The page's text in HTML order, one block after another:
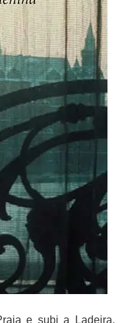
e subi a Ladeira.